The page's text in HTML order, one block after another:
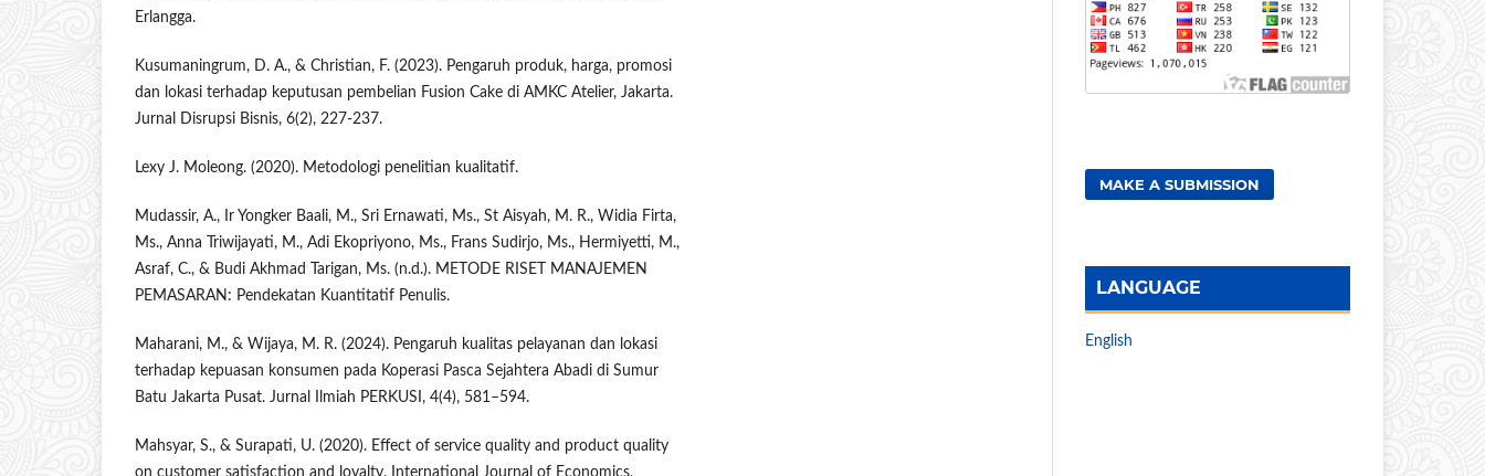
Erlangga.
Kusumaningrum, D. A., & Christian, F. (2023). Pengaruh produk, harga, promosi
dan lokasi terhadap keputusan pembelian Fusion Cake di AMKC Atelier, Jakarta.
Jurnal Disrupsi Bisnis, 6(2), 227-237.
Lexy J. Moleong. (2020). Metodologi penelitian kualitatif.
Mudassir, A., Ir Yongker Baali, M., Sri Ernawati, Ms., St Aisyah, M. R., Widia Firta,
Ms., Anna Triwijayati, M., Adi Ekopriyono, Ms., Frans Sudirjo, Ms., Hermiyetti, M.,
Asraf, C., & Budi Akhmad Tarigan, Ms. (n.d.). METODE RISET MANAJEMEN
PEMASARAN: Pendekatan Kuantitatif Penulis.
Maharani, M., & Wijaya, M. R. (2024). Pengaruh kualitas pelayanan dan lokasi
terhadap kepuasan konsumen pada Koperasi Pasca Sejahtera Abadi di Sumur
Batu Jakarta Pusat. Jurnal Ilmiah PERKUSI, 4(4), 581–594.
Mahsyar, S., & Surapati, U. (2020). Effect of service quality and product quality
on customer satisfaction and loyalty. International Journal of Economics,
MAKE A SUBMISSION
LANGUAGE
English